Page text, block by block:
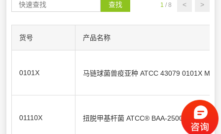
查找 1 / 8 < >
货号 产品名称
0101X 马链球菌兽疫亚种 ATCC 43079 0101X
01110X 扭脱甲基杆菌 ATCC® BAA-2500™ 01110X